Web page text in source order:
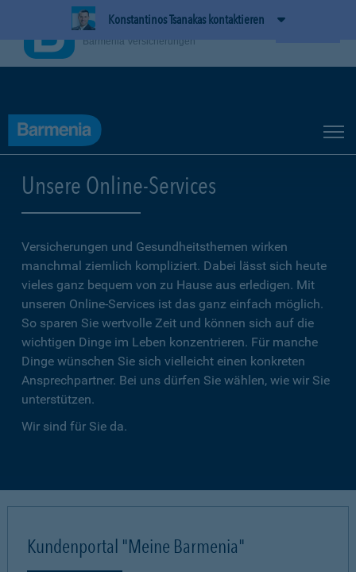
Konstantinos Tsanakas kontaktieren
Unsere Online-Services
Versicherungen und Gesundheitsthemen wirken
manchmal ziemlich kompliziert. Dabei lässt sich heute
vieles ganz bequem von zu Hause aus erledigen. Mit
unseren Online-Services ist das ganz einfach möglich.
So sparen Sie wertvolle Zeit und können sich auf die
wichtigen Dinge im Leben konzentrieren. Für manche
Dinge wünschen Sie sich vielleicht einen konkreten
Ansprechpartner. Bei uns dürfen Sie wählen, wie wir Sie
unterstützen.
Wir sind für Sie da.
Kundenportal "Meine Barmenia"
BarmeniaApp
Barmenia Versicherungen